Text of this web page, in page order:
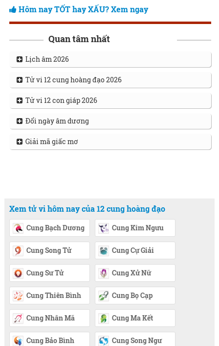
Hôm nay TỐT hay XẤU? Xem ngay
Quan tâm nhất
Lịch âm 2026
Tử vi 12 cung hoàng đạo 2026
Tử vi 12 con giáp 2026
Đổi ngày âm dương
Giải mã giấc mơ
Xem tử vi hôm nay của 12 cung hoàng đạo
Cung Bạch Dương Cung Kim Ngưu
Cung Song Tử Cung Cự Giải
Cung Sư Tử Cung Xử Nữ
Cung Thiên Bình Cung Bọ Cạp
Cung Nhân Mã Cung Ma Kết
Cung Bảo Bình Cung Song Ngư